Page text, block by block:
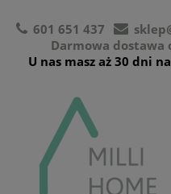
601 651 437
Darmowa dostawa
U nas masz aż 30 dni